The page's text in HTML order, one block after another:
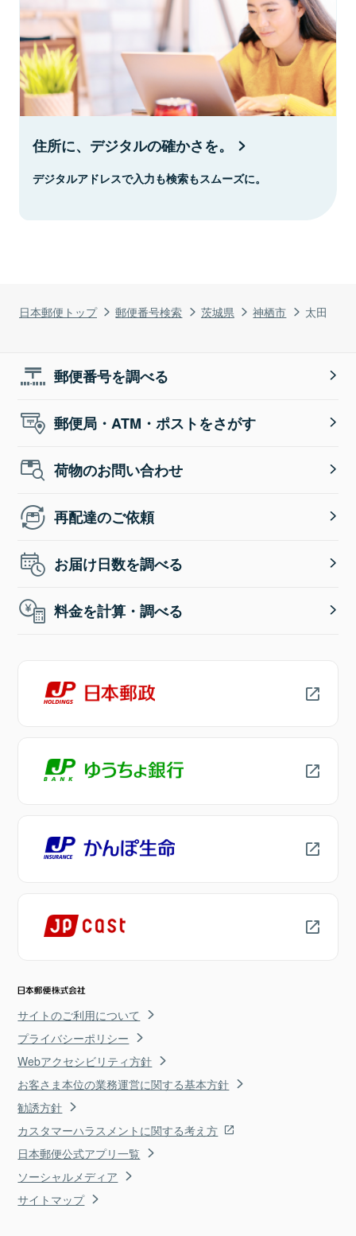
日本郵便トップ 郵便番号検索 茨城県 神栖市 太田
住所に、デジタルの確かさを。
デジタルアドレスで入力も検索もスムーズに。
郵便番号を調べる
郵便局・ATM・ポストをさがす
荷物のお問い合わせ
再配達のご依頼
お届け日数を調べる
料金を計算・調べる
サイトのご利用について
プライバシーポリシー
Webアクセシビリティ方針
お客さま本位の業務運営に関する基本方針
勧誘方針
カスタマーハラスメントに関する考え方
日本郵便公式アプリ一覧
ソーシャルメディア
サイトマップ